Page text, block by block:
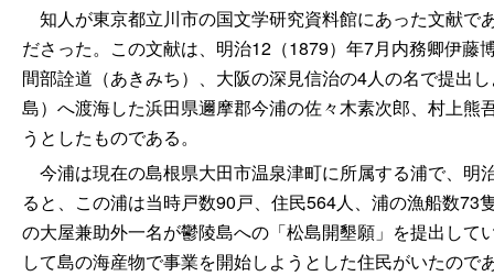
知人が東京都立川市の国文学研究資料館にあった文献で
ださった。この文献は、明治12（1879）年7月内務卿伊
間部詮道（あきみち）、大阪の深見信治の4人の名で提出
島）へ渡海した浜田県邇摩郡今浦の佐々木素次郎、村上
うとしたものである。
今浦は現在の島根県大田市温泉津町に所属する浦で、明
ると、この浦は当時戸数90戸、住民564人、浦の漁船数
の大屋兼助外一名が鬱陵島への「松島開墾願」を提出し
して島の海産物で事業を開始しようとした住民がいたので